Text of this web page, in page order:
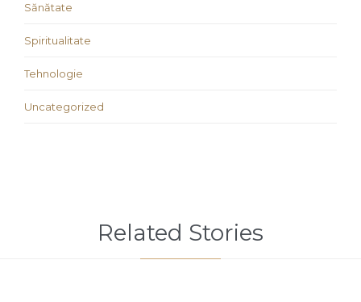
Sănătate
Spiritualitate
Tehnologie
Uncategorized
Related Stories